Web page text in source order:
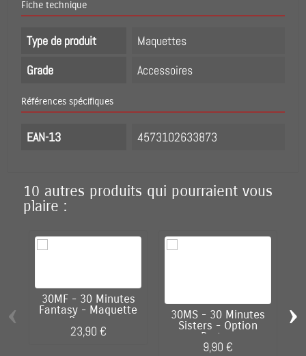
Fiche technique
Type de produit
Maquettes
Grade
Accessoires
Références spécifiques
EAN-13 4573102633873
10 autres produits qui pourraient vous
plaire :
30MF - 30 Minutes
Fantasy - Maquette
Rosan...
23,90 €
30MS - 30 Minutes
Sisters - Option
Parts...
9,90 €
‹ ›